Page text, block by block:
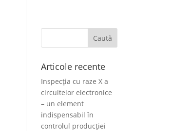
Articole recente
Inspecția cu raze X a
circuitelor electronice
– un element
indispensabil în
controlul producției